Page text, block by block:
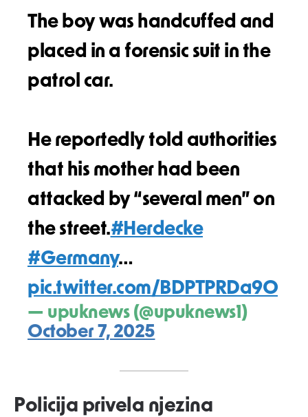
The boy was handcuffed and
placed in a forensic suit in the
patrol car.
He reportedly told authorities
that his mother had been
attacked by “several men” on
the street.#Herdecke
#Germany…
pic.twitter.com/BDPTPRDa9O
— upuknews (@upuknews1)
October 7, 2025
Policija privela njezina